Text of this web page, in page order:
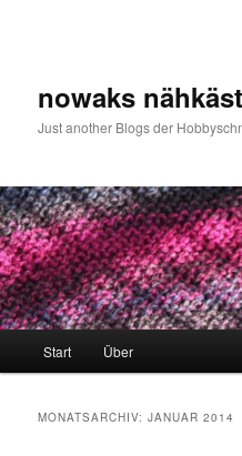
nowaks
Just another Blogs der
Start Über
MONATSARCHIV:JANUAR 2014